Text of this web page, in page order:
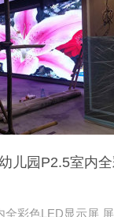
儿园P2.5室内
显示屏 屏幕面积：16.51